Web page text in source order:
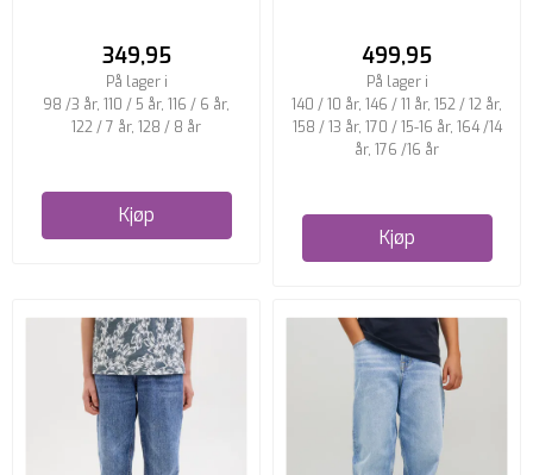
349,95
På lager i
98 /3 år, 110 / 5 år, 116 / 6 år,
122 / 7 år, 128 / 8 år
Kjøp
499,95
På lager i
140 / 10 år, 146 / 11 år, 152 / 12 år,
158 / 13 år, 170 / 15-16 år, 164 /14
år, 176 /16 år
Kjøp